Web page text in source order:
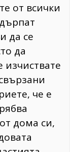
от всички
да се
да
изчиствате
че е
дома си,